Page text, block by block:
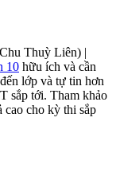
Thuỳ Liên) |
10 hữu ích và cần
lớp và tự tin hơn
sắp tới. Tham khảo
cao cho kỳ thi sắp